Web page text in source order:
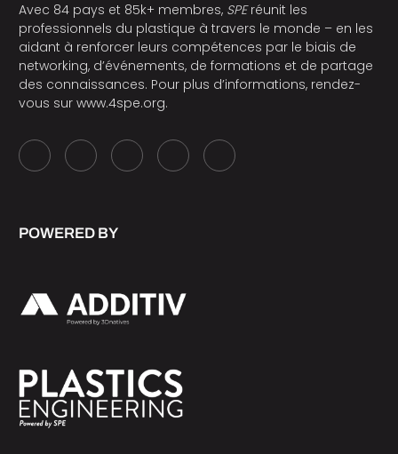
Avec 84 pays et 85k+ membres, SPEréunit les
professionnels du plastique à travers le monde – en les
aidant à renforcer leurs compétences par le biais de
networking, d’événements, de formations et de partage
des connaissances. Pour plus d’informations, rendez-
vous sur www.4spe.org.
POWERED BY